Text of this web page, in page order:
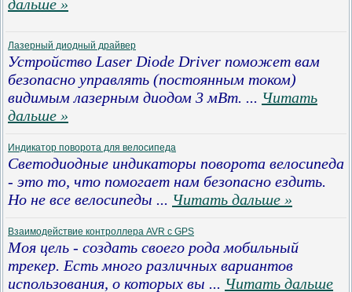
дальше »
Лазерный диодный драйвер
Устройство Laser Diode Driver поможет вам
безопасно управлять (постоянным током)
видимым лазерным диодом 3 мВт. ... Читать
дальше »
Индикатор поворота для велосипеда
Светодиодные индикаторы поворота велосипеда
- это то, что помогает нам безопасно ездить.
Но не все велосипеды ... Читать дальше »
Взаимодействие контроллера AVR с GPS
Моя цель - создать своего рода мобильный
трекер. Есть много различных вариантов
использования, о которых вы ... Читать дальше